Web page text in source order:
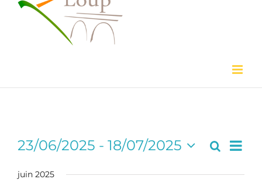
23/06/2025 - 18/07/2025
une
juin 2025